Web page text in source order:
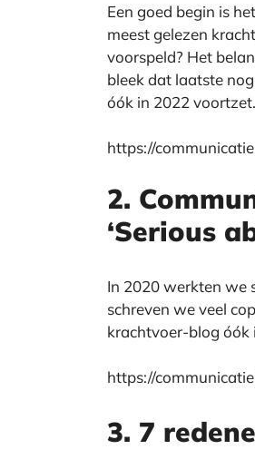
Een goed begin is
meest gelezen
voorspeld? Het
bleek dat laatste
óók in 2022
https://
2.
‘Serious
In 2020 werkten we
schreven we veel
krachtvoer-blog óók
https://
3. 7